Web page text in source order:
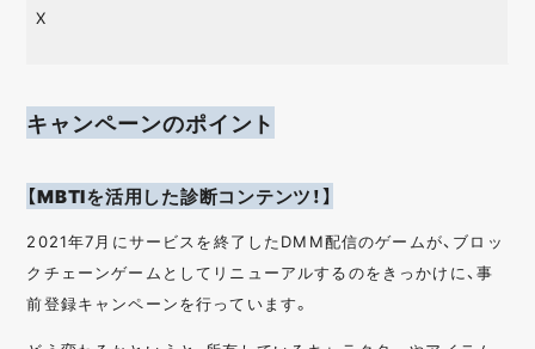
X
キャンペーンのポイント
【MBTIを活用した診断コンテンツ！】
2021年7月にサービスを終了したDMM配信のゲームが、ブロッ
クチェーンゲームとしてリニューアルするのをきっかけに、事
前登録キャンペーンを行っています。